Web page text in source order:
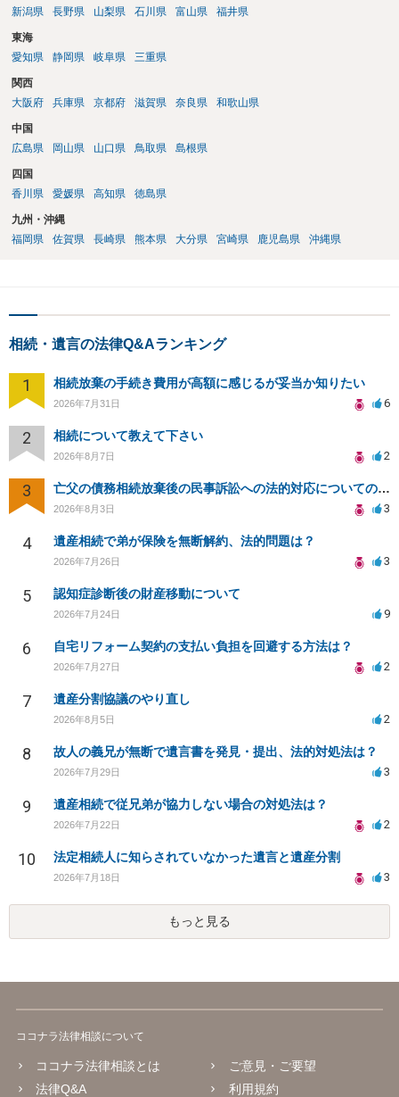
新潟県
長野県 山梨県 石川県 富山県 福井県
東海
愛知県
静岡県 岐阜県 三重県
関西
大阪府
兵庫県 京都府 滋賀県 奈良県 和歌山県
中国
広島県
岡山県 山口県 鳥取県 島根県
四国
香川県
愛媛県 高知県 徳島県
九州・沖縄
福岡県
佐賀県 長崎県 熊本県 大分県 宮崎県 鹿児島県 沖縄県
相続・遺言の法律Q&Aランキング
1 相続放棄の手続き費用が高額に感じるが妥当か知りたい
2026年7月31日 6
2 相続について教えて下さい
2026年8月7日 2
3 亡父の債務相続放棄後の民事訴訟への法的対応についての相談
2026年8月3日 3
4 遺産相続で弟が保険を無断解約、法的問題は？
2026年7月26日 3
5 認知症診断後の財産移動について
2026年7月24日 9
6 自宅リフォーム契約の支払い負担を回避する方法は？
2026年7月27日 2
7 遺産分割協議のやり直し
2026年8月5日 2
8 故人の義兄が無断で遺言書を発見・提出、法的対処法は？
2026年7月29日 3
9 遺産相続で従兄弟が協力しない場合の対処法は？
2026年7月22日 2
10 法定相続人に知らされていなかった遺言と遺産分割
2026年7月18日 3
もっと見る
ココナラ法律相談について
ココナラ法律相談とは
法律Q&A
ご意見・ご要望
利用規約